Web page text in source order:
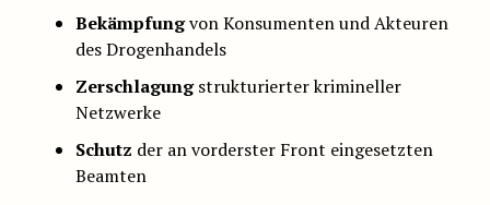
Bekämpfungvon Konsumenten und Akteuren
des Drogenhandels
Zerschlagungstrukturierter krimineller
Netzwerke
Schutz der an vorderster Front eingesetzten
Beamten